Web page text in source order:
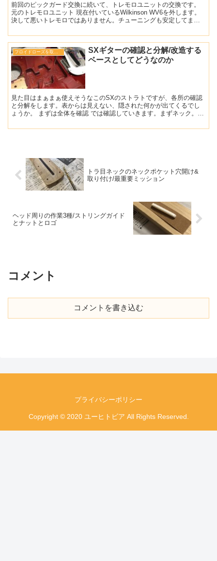
前回のピックガード交換に続いて、トレモロユニットの交換です。
元のトレモロユニット 現在付いているWilkinson WV6を外します。
決して悪いトレモロではありません。チューニングも安定してまし
SXギターの確認と分解/改造する
ベースとしてどうなのか
見た目はまぁまぁ使えそうなこのSXのストラトですが、各所の確認
と分解をします。表からは見えない、隠された何かが出てくるでし
ょうか。 まずは全体を確認 では確認していきます。まずネック。見
トラ目ネックのネックポケット穴開け&
取り付け/最重要ミッション
ヘッド周りの作業3種/ストリングガイド
とナットとロゴ
コメント
コメントを書き込む
プライバシーポリシー
Copyright © 2020 ユーヒトビア All Rights Reserved.